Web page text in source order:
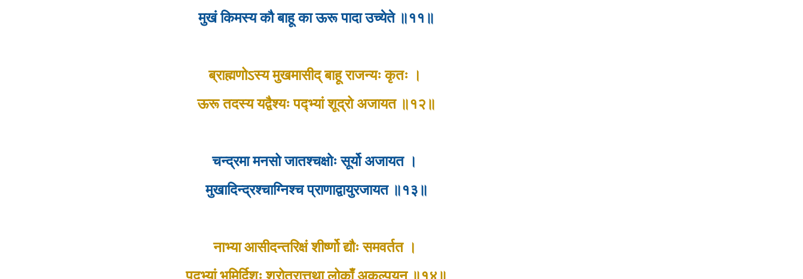
मुखं किमस्य कौ बाहू का ऊरू पादा उच्येते ॥११॥
ब्राह्मणोऽस्य मुखमासीद् बाहू राजन्यः कृतः ।
ऊरू तदस्य यद्वैश्यः पद्भ्यां शूद्रो अजायत ॥१२॥
चन्द्रमा मनसो जातश्चक्षोः सूर्यो अजायत ।
मुखादिन्द्रश्चाग्निश्च प्राणाद्वायुरजायत ॥१३॥
नाभ्या आसीदन्तरिक्षं शीर्ष्णो द्यौः समवर्तत ।